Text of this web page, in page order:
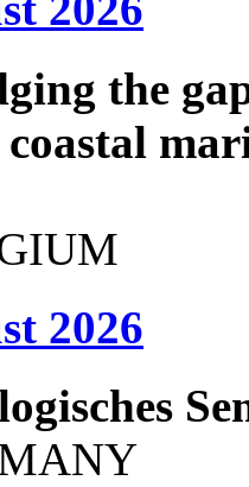
the
2026